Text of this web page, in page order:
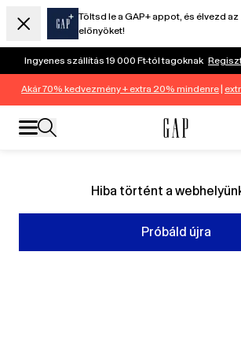
Töltsd le a GAP+ appot, és élvezd az
előnyöket!
Ingyenes szállítás 19 000 Ft-tól tagoknak
Akár 70% kedvezmény + extra 20% mindenre
Hiba történt a
Próbáld újra